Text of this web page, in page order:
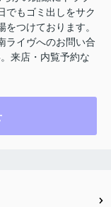
でもゴミ出しをサク
つけております。
ライヴへのお問い合
来店・内覧予約な